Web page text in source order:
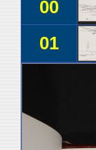
00
01